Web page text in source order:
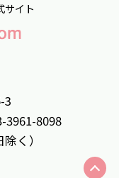
サイト
3
3961-8098
く）